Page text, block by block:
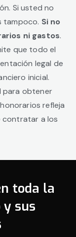
Si usted no
tampoco. Si no
ni gastos.
que todo el
legal de
inicial.
para obtener
refleja
contratar a los
toda la
y sus